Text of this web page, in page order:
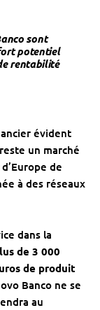
sont
potentiel
rentabilité
évident
un marché
de
à des réseaux
dans la
de 3 000
de produit
Banco ne se
au